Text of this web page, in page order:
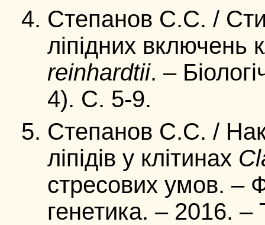
Степанов С.С. /
ліпідних включень
reinhardtii. –
4). С. 5-9.
Степанов С.С. /
ліпідів у клітинах
стресових умов. –
генетика. – 2016.